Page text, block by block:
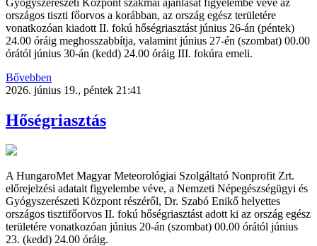
országos tiszti főorvos a korábban, az ország egész területére
vonatkozóan kiadott II. fokú hőségriasztást június 26-án (péntek)
24.00 óráig meghosszabbítja, valamint június 27-én (szombat) 00.00
órától június 30-án (kedd) 24.00 óráig III. fokúra emeli.
Bővebben
2026. június 19., péntek 21:41
Hőségriasztás
A HungaroMet Magyar Meteorológiai Szolgáltató Nonprofit Zrt.
előrejelzési adatait figyelembe véve, a Nemzeti Népegészségügyi és
Gyógyszerészeti Központ részéről, Dr. Szabó Enikő helyettes
országos tisztifőorvos II. fokú hőségriasztást adott ki az ország egész
területére vonatkozóan június 20-án (szombat) 00.00 órától június
23. (kedd) 24.00 óráig.